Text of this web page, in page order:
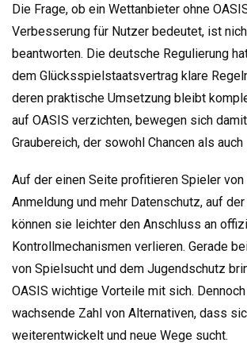
Die Frage, ob ein Wettanbieter ohne
Verbesserung für Nutzer bedeutet, ist
beantworten. Die deutsche Regulierung
dem Glücksspielstaatsvertrag klare
deren praktische Umsetzung bleibt
auf OASIS verzichten, bewegen sich
Graubereich, der sowohl Chancen als
Auf der einen Seite profitieren Spieler
Anmeldung und mehr Datenschutz, auf
können sie leichter den Anschluss an
Kontrollmechanismen verlieren. Gerade
von Spielsucht und dem Jugendschutz
OASIS wichtige Vorteile mit sich.
wachsende Zahl von Alternativen, dass
weiterentwickelt und neue Wege sucht.